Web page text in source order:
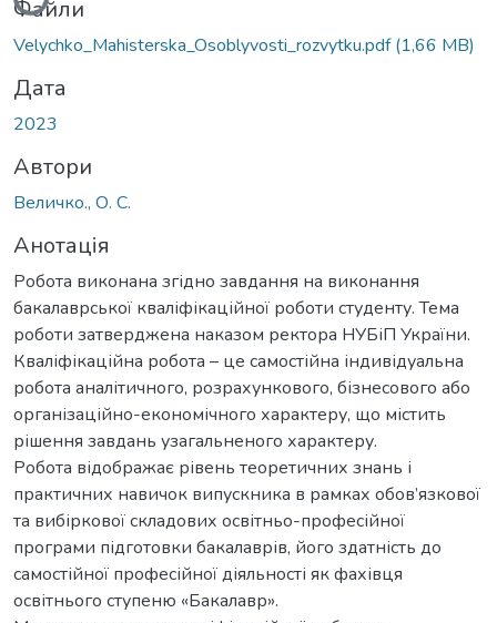
Файли
Velychko_Mahisterska_Osoblyvosti_rozvytku.pdf(1,66 MB)
Дата
2023
Автори
Величко., О. С.
Анотація
Робота виконана згідно завдання на виконання
бакалаврської кваліфікаційної роботи студенту. Тема
роботи затверджена наказом ректора НУБіП України.
Кваліфікаційна робота – це самостійна індивідуальна
робота аналітичного, розрахункового, бізнесового або
організаційно-економічного характеру, що містить
рішення завдань узагальненого характеру.
Робота відображає рівень теоретичних знань і
практичних навичок випускника в рамках обов’язкової
та вибіркової складових освітньо-професійної
програми підготовки бакалаврів, його здатність до
самостійної професійної діяльності як фахівця
освітнього ступеню «Бакалавр».